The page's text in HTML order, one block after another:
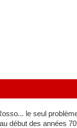
le seul
début des années